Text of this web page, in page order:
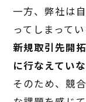
一方、弊社は
ってしまってい
新規取引先開
に行なえてい
そのため、競